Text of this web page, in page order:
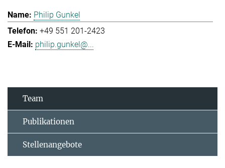
Philip Gunkel
+49 551 201-2423
philip.gunkel@...
Team
Publikationen
Stellenangebote